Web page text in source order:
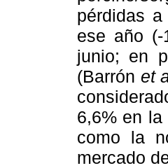
pérdidas
ese año (-
junio; en
(Barrón et
6,6% en
como la
mercado